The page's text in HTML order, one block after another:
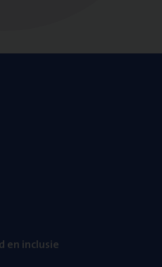
en inclusie